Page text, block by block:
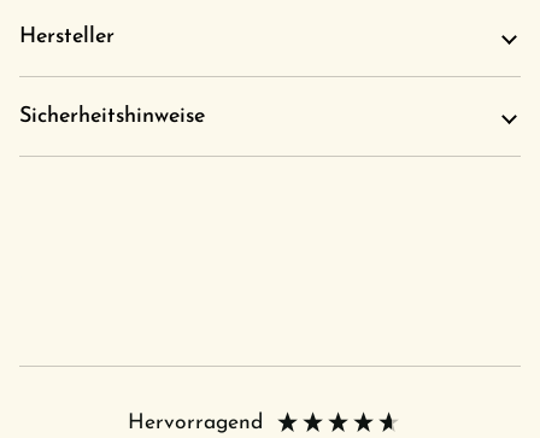
Hersteller
Sicherheitshinweise
Hervorragend